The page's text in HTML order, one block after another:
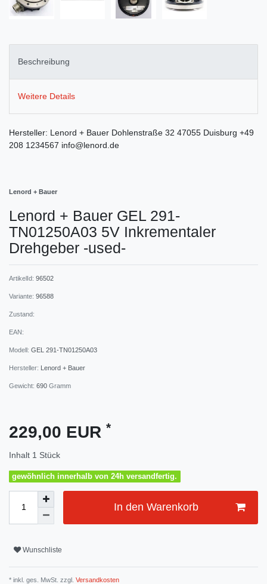
Beschreibung
Weitere Details
Hersteller: Lenord + Bauer Dohlenstraße 32 47055 Duisburg +49
208 1234567 info@lenord.de
Lenord + Bauer
Lenord + Bauer GEL 291-
TN01250A03 5V Inkrementaler
Drehgeber -used-
ArtikelId: 96502
Variante: 96588
Zustand:
EAN:
Modell: GEL 291-TN01250A03
Hersteller: Lenord + Bauer
Gewicht: 690 Gramm
229,00 EUR *
Inhalt 1 Stück
gewöhnlich innerhalb von 24h versandfertig.
In den Warenkorb
Wunschliste
* inkl. ges. MwSt. zzgl. Versandkosten